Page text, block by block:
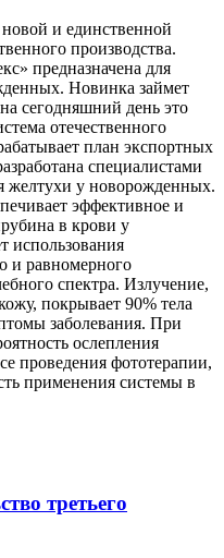
и единственной
производства.
предназначена для
Новинка займет
сегодняшний день это
отечественного
план экспортных
специалистами
желтухи у новорожденных.
эффективное и
в крови у
использования
и равномерного
спектра. Излучение,
покрывает 90% тела
заболевания. При
ослепления
проведения фототерапии,
применения системы в
третьего